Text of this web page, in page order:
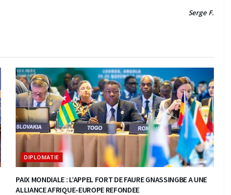
Serge F.
DIPLOMATIE
PAIX MONDIALE : L’APPEL FORT DE FAURE GNASSINGBE A UNE
ALLIANCE AFRIQUE-EUROPE REFONDEE